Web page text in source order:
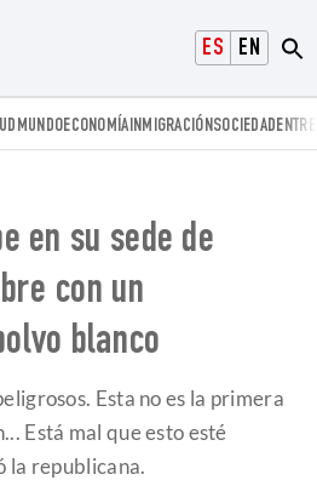
ESPAÑOLENGLISH
MUNDOECONOMÍAINMIGRACIÓNSOCIEDAD
en su sede de
con un
blanco
Esta no es la primera
Está mal que esto esté
la republicana.